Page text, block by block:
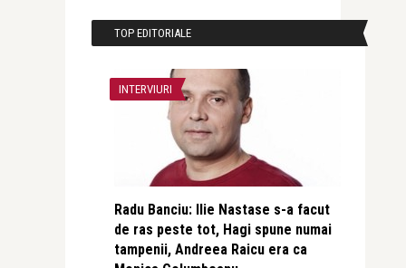
TOP EDITORIALE
INTERVIURI
Radu Banciu: Ilie Nastase s-a facut
de ras peste tot, Hagi spune numai
tampenii, Andreea Raicu era ca